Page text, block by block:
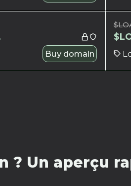
Buy domain
$
$
? Un aperçu